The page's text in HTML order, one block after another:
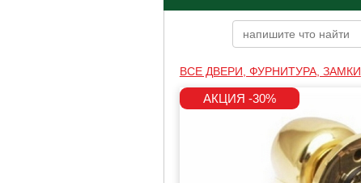
ВСЕ ДВЕРИ, ФУРНИТУРА, ЗАМКИ